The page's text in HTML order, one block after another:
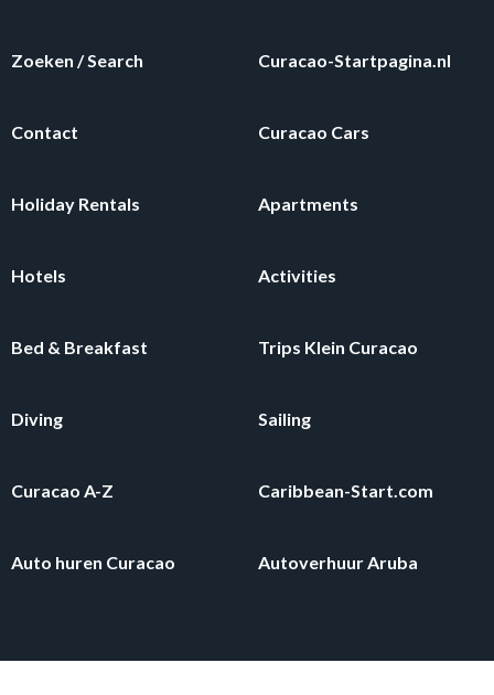
Zoeken / Search Curacao-Startpagina.nl
Contact Curacao Cars
Holiday Rentals Apartments
Hotels Activities
Bed & Breakfast Trips Klein Curacao
Diving Sailing
Curacao A-Z Caribbean-Start.com
Auto huren Curacao Autoverhuur Aruba